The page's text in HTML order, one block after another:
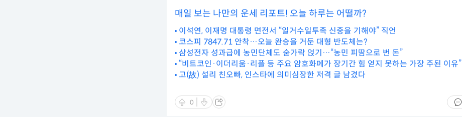
매일 보는 나만의 운세 리포트! 오늘 하루는 어떨까?
이석연, 이재명 대통령 면전서 “일거수일투족 신중을 기해야” 직언
코스피 7847.71 안착…오늘 완승을 거둔 대형 반도체는?
삼성전자 성과급에 농민단체도 숟가락 얹기…“농민 피땀으로 번 돈”
“비트코인·이더리움·리플 등 주요 암호화폐가 장기간 힘 얻지 못하는 가장 주된 이유”
고(故) 설리 친오빠, 인스타에 의미심장한 저격 글 남겼다
0